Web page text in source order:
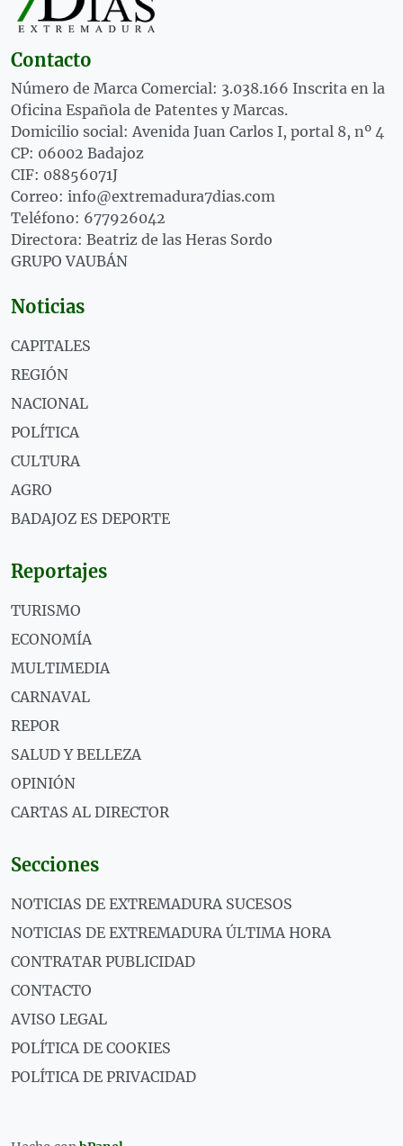
Contacto
Número de Marca Comercial: 3.038.166 Inscrita en la
Oficina Española de Patentes y Marcas.
Domicilio social: Avenida Juan Carlos I, portal 8, nº 4
CP: 06002 Badajoz
CIF: 08856071J
Correo: info@extremadura7dias.com
Teléfono: 677926042
Directora: Beatriz de las Heras Sordo
GRUPO VAUBÁN
Noticias
CAPITALES
REGIÓN
NACIONAL
POLÍTICA
CULTURA
AGRO
BADAJOZ ES DEPORTE
Reportajes
TURISMO
ECONOMÍA
MULTIMEDIA
CARNAVAL
REPOR
SALUD Y BELLEZA
OPINIÓN
CARTAS AL DIRECTOR
Secciones
NOTICIAS DE EXTREMADURA SUCESOS
NOTICIAS DE EXTREMADURA ÚLTIMA HORA
CONTRATAR PUBLICIDAD
CONTACTO
AVISO LEGAL
POLÍTICA DE COOKIES
POLÍTICA DE PRIVACIDAD